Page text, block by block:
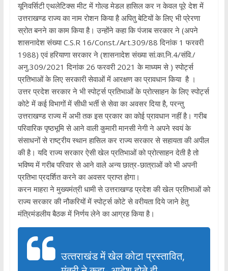
यूनिवर्सिटी एथलेटिक्स मीट में गोल्ड मेडल हासिल कर न केवल पूरे देश में
उत्तराखण्ड राज्य का नाम रोशन किया है अपितु बेटियों के लिए भी प्रेरणा
स्रोत बनने का काम किया है। उन्होंने कहा कि पंजाब सरकार ने (अपने
शासनादेश संख्या C.S.R 16/Const./Art.309/88 दिनांक 1 फरवरी
1988) एवं हरियाणा सरकार ने (शासनादेश संख्या सां.का.नि.4/संवि./
अनु.309/2021 दिनांक 26 फरवरी 2021 के माध्यम से ) स्पोर्ट्स
प्रतिभाओं के लिए सरकारी सेवाओं में आरक्षण का प्रावधान किया है ।
उत्तर प्रदेश सरकार ने भी स्पोर्ट्स प्रतिभाओं के प्रोत्साहन के लिए स्पोर्ट्स
कोटे में कई विभागों में सीधी भर्ती से सेवा का अवसर दिया है, परन्तु
उत्तराखण्ड राज्य में अभी तक इस प्रकार का कोई प्रावधान नहीं है। गरीब
परिवारिक पृष्ठभूमि से आने वाली कुमारी मानसी नेगी ने अपने स्वयं के
संसाधनों से राष्ट्रीय स्थान हासिल कर राज्य सरकार से सहायता की अपील
की है। यदि राज्य सरकार ऐसी खेल प्रतिभाओं को प्रोत्साहन देती है तो
भविष्य में गरीब परिवार से आने वाले अन्य छात्र-छात्राओं को भी अपनी
प्रतिभा प्रदर्शित करने का अवसर प्राप्त होगा।
करन माहरा ने मुख्यमंत्री धामी से उत्तराखण्ड प्रदेश की खेल प्रतिभाओं को
राज्य सरकार की नौकरियों में स्पोर्ट्स कोटे से वरीयता दिये जाने हेतु
मंत्रिमंडलीय बैठक में निर्णय लेने का आग्रह किया है।
उत्‍तराखंड में खेल कोटा प्रस्तावित,